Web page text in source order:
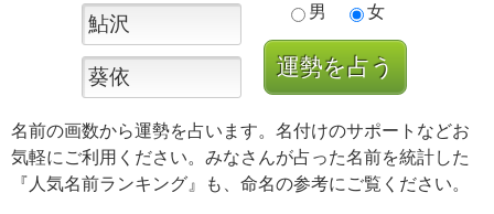
男 女
名前の画数から運勢を占います。名付けのサポートなどお
気軽にご利用ください。みなさんが占った名前を統計した
『人気名前ランキング』も、命名の参考にご覧ください。